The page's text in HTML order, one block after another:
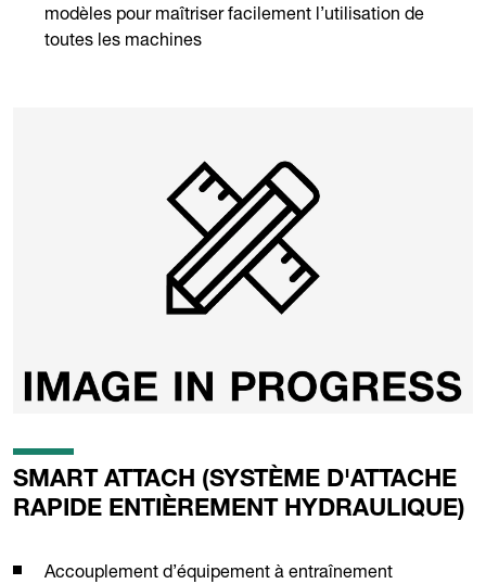
modèles pour maîtriser facilement l’utilisation de
toutes les machines
SMART ATTACH (SYSTÈME D'ATTACHE
RAPIDE ENTIÈREMENT HYDRAULIQUE)
Accouplement d’équipement à entraînement